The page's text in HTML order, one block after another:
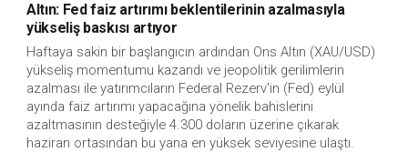
Altın: Fed faiz artırımı beklentilerinin azalmasıyla
yükseliş baskısı artıyor
Haftaya sakin bir başlangıcın ardından Ons Altın (XAU/USD)
yükseliş momentumu kazandı ve jeopolitik gerilimlerin
azalması ile yatırımcıların Federal Rezerv'in (Fed) eylül
ayında faiz artırımı yapacağına yönelik bahislerini
azaltmasının desteğiyle 4.300 doların üzerine çıkarak
haziran ortasından bu yana en yüksek seviyesine ulaştı.